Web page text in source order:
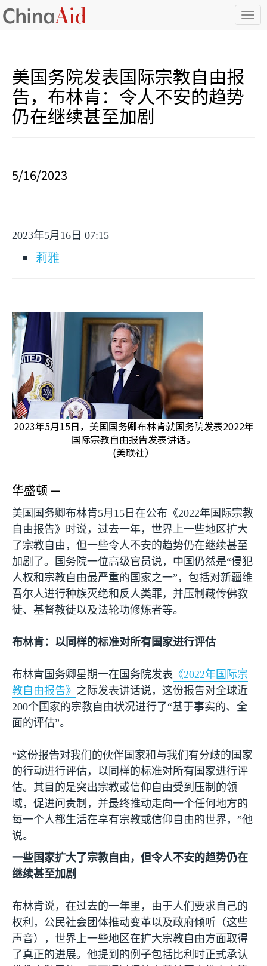
T
o
美国务院发表国际宗教自由报
告，布林肯：令人不安的趋势
仍在继续甚至加剧
5/16/2023
2023年5月 16 日 07:15
莉雅
2023年5月15日，美国国务卿布林肯就国务院发表2022年
国际宗教自由报告发表讲话。
(美联社）
华盛顿 —
美国国务卿布林肯5月 15 日在公布《2022年国际宗教
自由报告》时说，过去一年，世界上一些地区扩大
了宗教自由，但一些令人不安的趋势仍在继续甚至
加剧了。国务院一位高级官员说，中国仍然是“侵犯
人权和宗教自由最严重的国家之一”，包括对新疆维
吾尔人进行种族灭绝和反人类罪，并压制藏传佛教
徒、基督教徒以及法轮功修炼者等。
布林肯：以同样的标准对所有国家进行评估
布林肯国务卿星期一在国务院发表 《2022年国际宗
教自由报告》 之际发表讲话说，这份报告对全球近
200个国家的宗教自由状况进行了“基于事实的、全
面的评估”。
“这份报告对我们的伙伴国家和与我们有分歧的国家
的行动进行评估，以同样的标准对所有国家进行评
估。其目的是突出宗教或信仰自由受到压制的领
域，促进问责制，并最终推动走向一个任何地方的
每一个人都生活在享有宗教或信仰自由的世界，”他
说。
一些国家扩大了宗教自由，但令人不安的趋势仍在
继续甚至加剧
布林肯说，在过去的一年里，由于人们要求自己的
权利，公民社会团体推动变革以及政府倾听（这些
声音），世界上一些地区在扩大宗教自由方面取得
了真正的进展。他提到的例子包括比利时正式承认